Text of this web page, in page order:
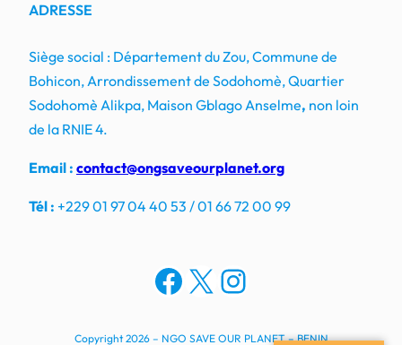
ADRESSE
Siège social : Département du Zou, Commune de
Bohicon, Arrondissement de Sodohomè, Quartier
Sodohomè Alikpa, Maison Gblago Anselme, non loin
de la RNIE 4.
Email : contact@ongsaveourplanet.org
Tél : +229 01 97 04 40 53 / 01 66 72 00 99
Facebook
X Instagram
Copyright 2026 – NGO SAVE OUR PLANET – BENIN